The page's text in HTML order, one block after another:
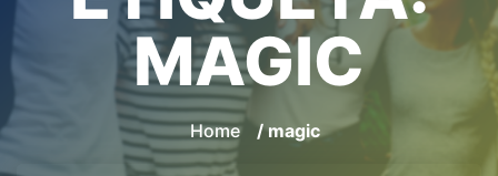
MAGIC
Home / magic